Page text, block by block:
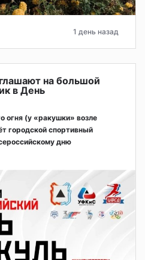
1 день назад
на большой
в День
огня (у «ракушки» возле
городской спортивный
дню